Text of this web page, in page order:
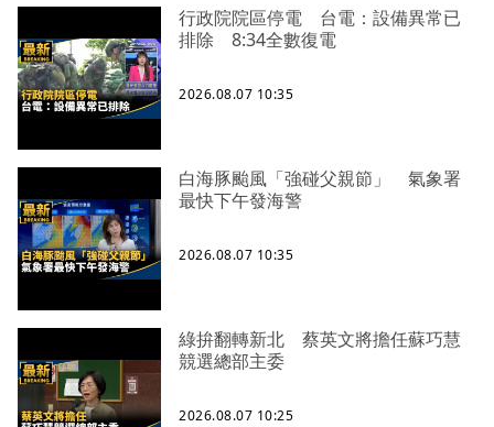
行政院院區停電 台電：設備異常已
排除 8:34全數復電
2026.08.07 10:35
白海豚颱風「強碰父親節」 氣象署
最快下午發海警
2026.08.07 10:35
綠拚翻轉新北 蔡英文將擔任蘇巧慧
競選總部主委
2026.08.07 10:25